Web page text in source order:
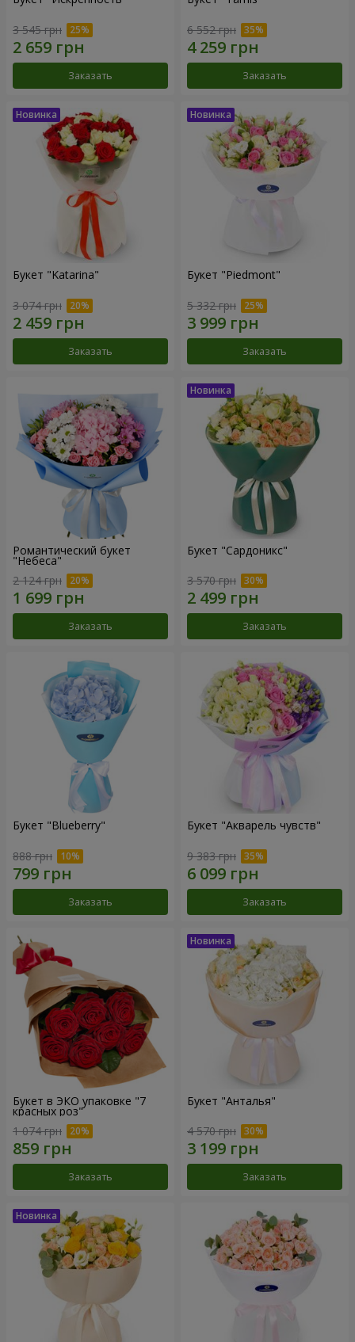
3 545 грн
Заказать
6 552 грн
Заказать
Букет "Katarina"
3 074 грн
Заказать
Букет "Piedmont"
5 332 грн
Заказать
Романтический букет
"Небеса"
2 124 грн
Заказать
Букет "Сардоникс"
3 570 грн
Заказать
Букет "Blueberry"
888 грн
Заказать
Букет "Акварель чувств"
9 383 грн
Заказать
Букет в ЭКО упаковке "7
красных роз"
1 074 грн
Заказать
Букет "Анталья"
4 570 грн
Заказать